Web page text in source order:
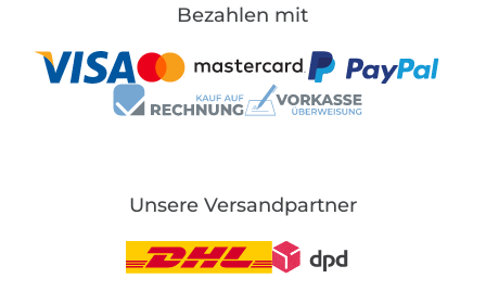
Bezahlen mit
Unsere Versandpartner